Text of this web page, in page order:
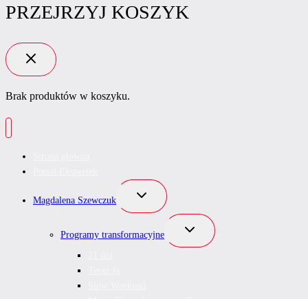
PRZEJRZYJ KOSZYK
Brak produktów w koszyku.
Magdalena Szewczuk
Przełącz
podrzędne
Programy transformacyjne
Przełącz
podrzędne